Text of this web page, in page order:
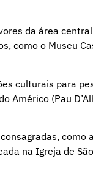
da área
como o Museu
culturais para
Américo (Pau
como
na Igreja de